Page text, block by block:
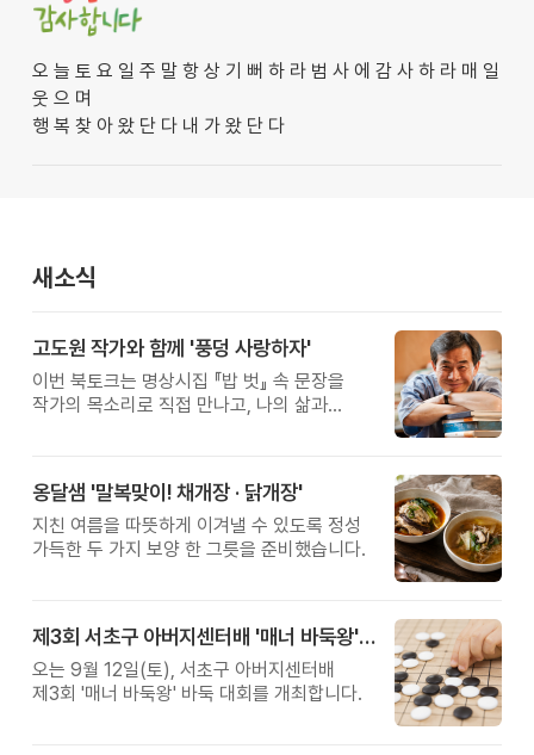
오 늘 토 요 일 주 말 항 상 기 뻐 하 라 범 사 에 감 사 하 라 매 일
웃 으 며
행 복 찾 아 왔 단 다 내 가 왔 단 다
새소식
고도원 작가와 함께 '풍덩 사랑하자'
이번 북토크는 명상시집 『밥 벗』 속 문장을
작가의 목소리로 직접 만나고, 나의 삶과
옹달샘 '말복맞이! 채개장 · 닭개장'
지친 여름을 따뜻하게 이겨낼 수 있도록 정성
가득한 두 가지 보양 한 그릇을 준비했습니다.
제3회 서초구 아버지센터배 '매너 바둑왕' 대회
오는 9월 12일(토), 서초구 아버지센터배
제3회 '매너 바둑왕' 바둑 대회를 개최합니다.